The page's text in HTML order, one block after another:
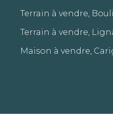
Terrain à vendre,
Terrain à vendre,
Maison à vendre,